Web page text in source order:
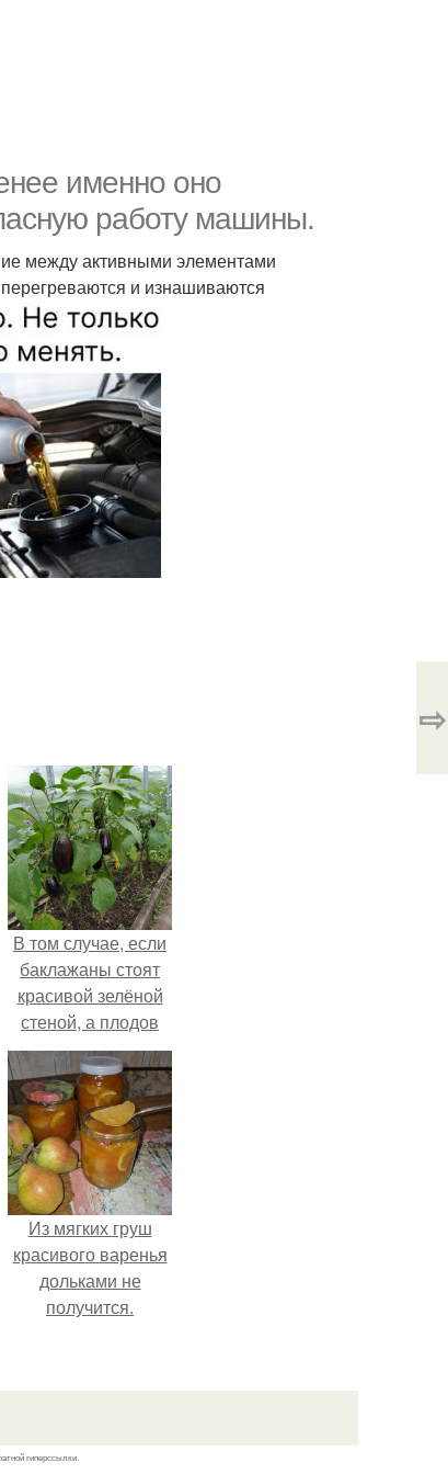
именно оно
работу машины.
между активными элементами
и изнашиваются
⇨
В том случае, если
баклажаны стоят
красивой зелёной
стеной, а плодов
почти не видно -
радоваться тут
нечему.
Из мягких груш
красивого варенья
дольками не
получится.
гиперссылки.